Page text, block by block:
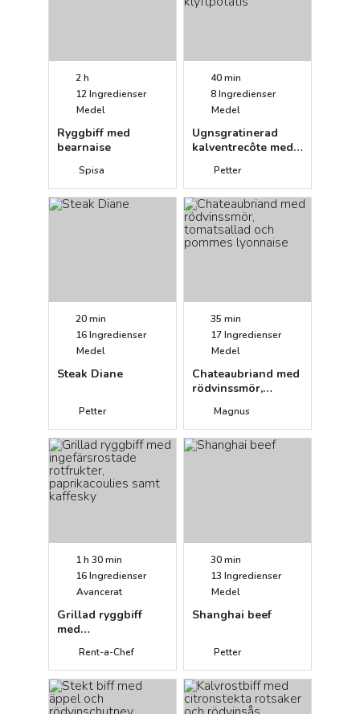
2 h
12Ingredienser
Medel
Ryggbiff med
bearnaise
Spisa
40 min
8Ingredienser
Medel
Ugnsgratinerad
kalventrecôte med
klyftpotatis
Petter
20 min
16Ingredienser
Medel
Steak Diane
Petter
35 min
17Ingredienser
Medel
Chateaubriand med
rödvinssmör,
pommes lyonnaise
Magnus
1 h 30 min
16Ingredienser
Avancerat
Grillad ryggbiff
med
rotfrukter,
paprikacoulies samt
kaffesky
Rent-a-Chef
30 min
13 Ingredienser
Medel
Shanghai beef
Petter